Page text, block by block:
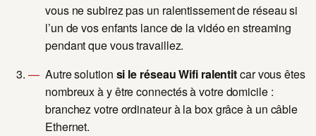
vous ne subirez pas un ralentissement de réseau si
l’un de vos enfants lance de la vidéo en streaming
pendant que vous travaillez.
Autre solution si le réseau Wifi ralentitcar vous êtes
nombreux à y être connectés à votre domicile :
branchez votre ordinateur à la box grâce à un câble
Ethernet.